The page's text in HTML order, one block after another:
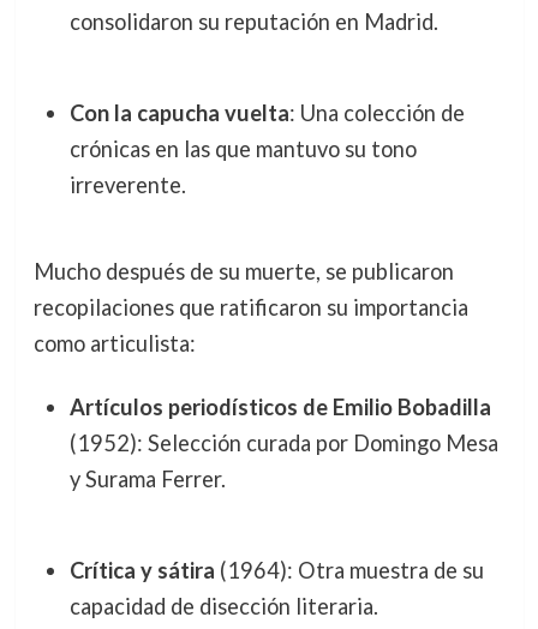
consolidaron su reputación en Madrid.
Con la capucha vuelta: Una colección de
crónicas en las que mantuvo su tono
irreverente.
Mucho después de su muerte, se publicaron
recopilaciones que ratificaron su importancia
como articulista:
Artículos periodísticos de Emilio Bobadilla
(1952): Selección curada por Domingo Mesa
y Surama Ferrer.
Crítica y sátira (1964): Otra muestra de su
capacidad de disección literaria.